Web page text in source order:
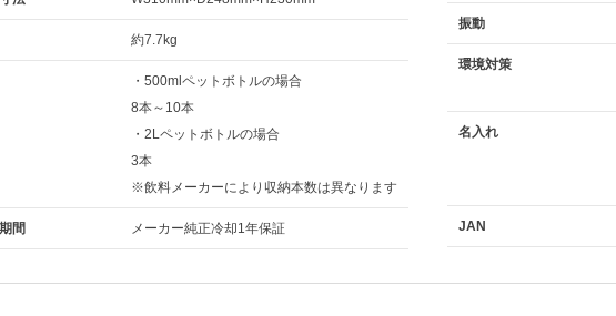
約7.7kg
・500mlペットボトルの場合
8本～10本
・2Lペットボトルの場合
3本
※飲料メーカーにより収納本数は異なります
間 メーカー純正冷却1年保証
振動
環境対策
名入れ
JAN